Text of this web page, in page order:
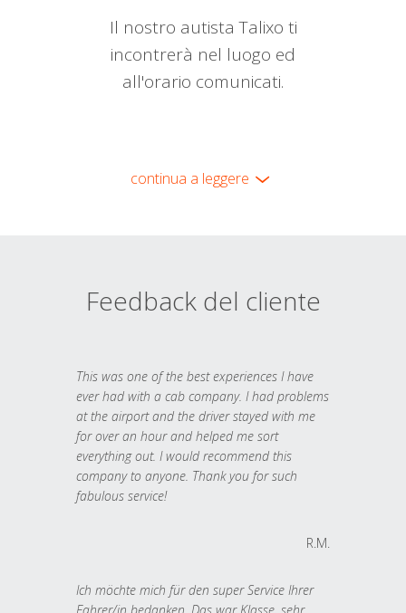
Il nostro autista Talixo ti
incontrerà nel luogo ed
all'orario comunicati.
continua a leggere
Feedback del cliente
This was one of the best experiences I have
ever had with a cab company. I had problems
at the airport and the driver stayed with me
for over an hour and helped me sort
everything out. I would recommend this
company to anyone. Thank you for such
fabulous service!
R.M.
Ich möchte mich für den super Service Ihrer